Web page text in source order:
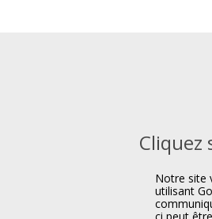
Cliquez
Notre site
utilisant
ci peut